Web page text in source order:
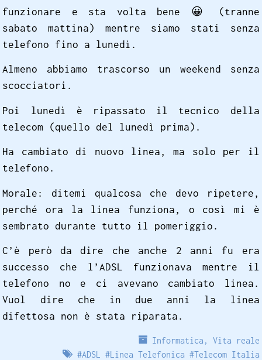
funzionare e sta volta bene 😀
(tranne
sabato mattina) mentre siamo stati senza
telefono fino a lunedì.
Almeno abbiamo trascorso un weekend senza
scocciatori.
Poi lunedì è ripassato il tecnico della
telecom (quello del lunedì prima).
Ha cambiato di nuovo linea, ma solo per il
telefono.
Morale: ditemi qualcosa che devo ripetere,
perché ora la linea funziona, o così mi è
sembrato durante tutto il pomeriggio.
C’è però da dire che anche 2 anni fu era
successo che l’ADSL funzionava mentre il
telefono no e ci avevano cambiato linea.
Vuol dire che in due anni la linea
difettosa non è stata riparata.
Informatica , Vita reale
#ADSL #Linea Telefonica #Telecom Italia